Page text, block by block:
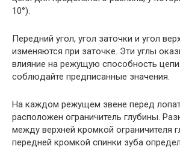
10°).
Передний угол, угол заточки и угол
изменяются при заточке. Эти углы
влияние на режущую способность
соблюдайте предписанные значения.
На каждом режущем звене перед
расположен ограничитель глубины.
между верхней кромкой ограничителя
передней кромкой спинки зуба